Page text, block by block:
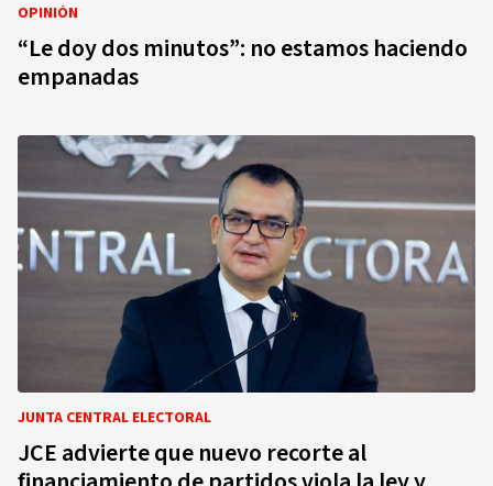
OPINIÓN
“Le doy dos minutos”: no estamos haciendo
empanadas
JUNTA CENTRAL ELECTORAL
JCE advierte que nuevo recorte al